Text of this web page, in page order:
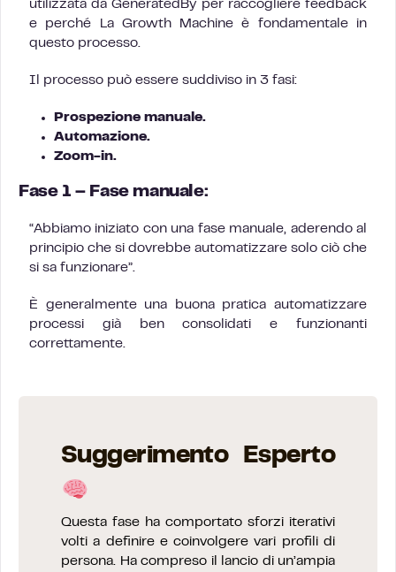
utilizzata da GeneratedBy per raccogliere feedback
e perché La Growth Machine è fondamentale in
questo processo.
Il processo può essere suddiviso in 3 fasi:
Prospezione manuale.
Automazione.
Zoom-in.
Fase 1 – Fase manuale:
“Abbiamo iniziato con una fase manuale, aderendo al
principio che si dovrebbe automatizzare solo ciò che
si sa funzionare”.
È generalmente una buona pratica automatizzare
processi già ben consolidati e funzionanti
correttamente.
Suggerimento Esperto
Questa fase ha comportato sforzi iterativi
volti a definire e coinvolgere vari profili di
persona. Ha compreso il lancio di un’ampia